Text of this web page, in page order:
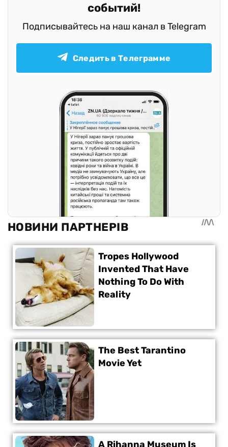
событий!
Подписывайтесь на наш канал в Telegram
Следить в Телеграмме